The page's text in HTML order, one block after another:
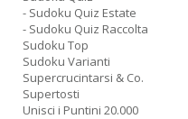
- Sudoku Quiz Estate
- Sudoku Quiz Raccolta
Sudoku Top
Sudoku Varianti
Supercrucintarsi & Co.
Supertosti
Unisci i Puntini 20.000